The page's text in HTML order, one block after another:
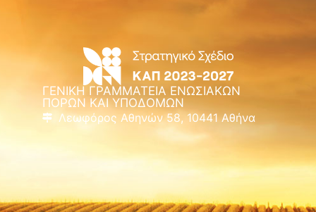
ΓΕΝΙΚΗ ΓΡΑΜΜΑΤΕΙΑ ΕΝΩΣΙΑΚΩΝ
ΠΟΡΩΝ ΚΑΙ ΥΠΟΔΟΜΩΝ
Λεωφόρος Αθηνών 58, 10441 Αθήνα